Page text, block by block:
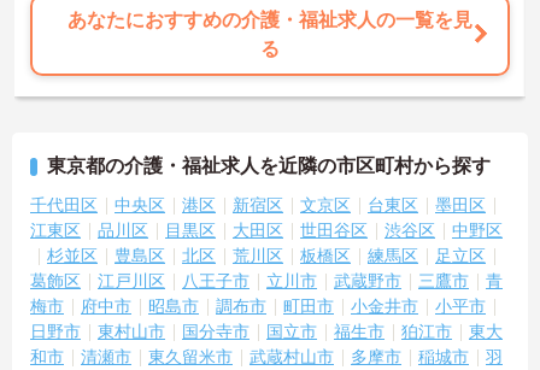
せやすく無理のないペースを保てます ・ご自身のライフスタイルに
合わせた働き方が可能なため、年齢を重ねても長期的に活躍し続け
【多職種連携による安心のサポート体制が整っています】
・多様な施設での経験を持つスタッフが集まっており、互いの知見
を共有しながら質の高いサービス計画を立案できます
【手厚い待遇と評価制度で、やりがいを感じられる環境です】
・社内独自の職務等級表による明確な職務給制度があり、日々の管
理業務や役割がしっかり給与に還元されます
・役職手当や資格手当などが充実しており、確かな収入アップと安
定した生活基盤の構築が期待できます
あなたにおすすめの介護・福祉求人の一覧を見
る
東京都の介護・福祉求人を近隣の市区町村から探す
千代田区 中央区 港区 新宿区 文京区 台東区
墨田区
江東区
品川区 目黒区 大田区 世田谷区 渋谷区
中野区
杉並区
豊島区 北区 荒川区 板橋区 練馬区
足立区
葛飾区
江戸川区 八王子市 立川市 武蔵野市 三鷹市
青
梅市
府中市 昭島市 調布市 町田市 小金井市
小平市
日野市
東村山市 国分寺市 国立市 福生市 狛江市
東大
和市
清瀬市 東久留米市 武蔵村山市 多摩市 稲城市
羽